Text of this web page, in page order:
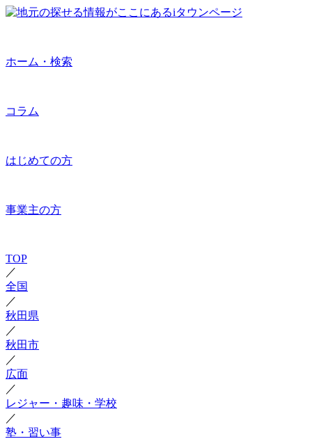
ホーム・検索
コラム
はじめての方
事業主の方
TOP
／
全国
／
秋田県
／
秋田市
／
広面
／
レジャー・趣味・学校
／
塾・習い事